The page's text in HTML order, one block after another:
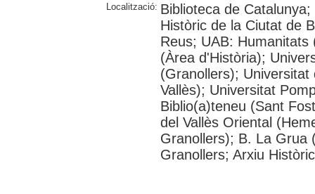
Localització: Biblioteca de
Històric de la Ciutat de
Reus; UAB:
(Àrea d'Història);
(Granollers);
Vallès); Universitat
Biblio(a)teneu (Sant
del Vallès Oriental
Granollers); B. La Grua
Granollers; Arxiu